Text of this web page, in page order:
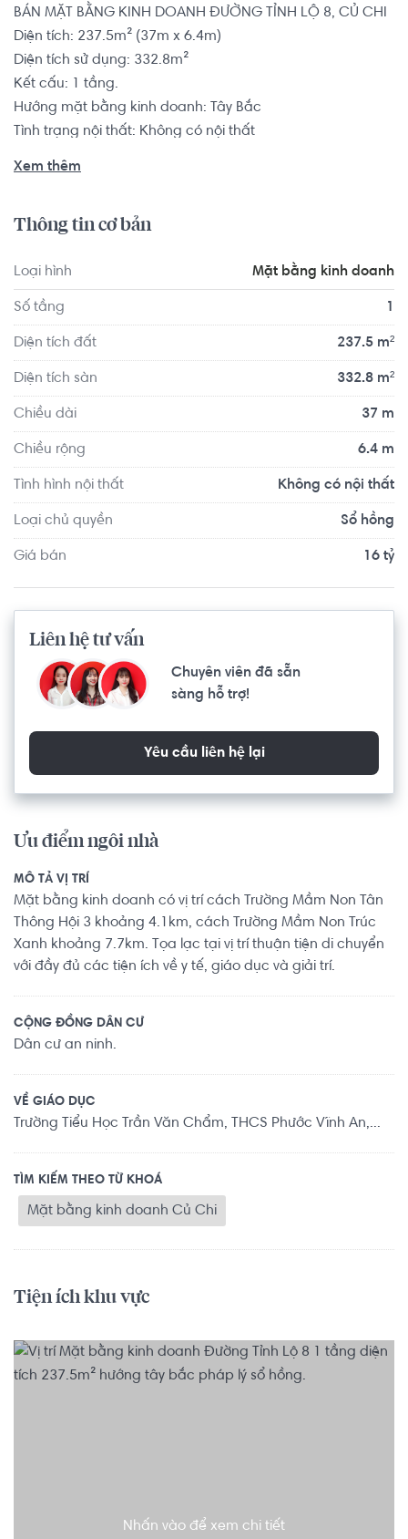
BÁN MẶT BẰNG KINH DOANH ĐƯỜNG TỈNH LỘ 8, CỦ CHI
Diện tích: 237.5m² (37m x 6.4m)
Diện tích sử dụng: 332.8m²
Kết cấu: 1 tầng.
Hướng mặt bằng kinh doanh: Tây Bắc
Tình trạng nội thất: Không có nội thất
Thông Hội 3 khoảng 4.1km, cách Trường Mầm Non Trúc
với đầy đủ các tiện ích về y tế, giáo dục và giải trí.
Xem thêm
Thông tin cơ bản
Loại hình Mặt bằng kinh doanh
Số tầng 1
Diện tích đất 237.5 m²
Diện tích sàn 332.8 m²
Chiều dài 37 m
Chiều rộng 6.4 m
Tình hình nội thất Không có nội thất
Loại chủ quyền Sổ hồng
Giá bán 16 tỷ
Liên hệ tư vấn
Chuyên viên đã sẵn
sàng hỗ trợ!
Yêu cầu liên hệ lại
Ưu điểm ngôi nhà
MÔ TẢ VỊ TRÍ
Mặt bằng kinh doanh có vị trí cách Trường Mầm Non Tân
Thông Hội 3 khoảng 4.1km, cách Trường Mầm Non Trúc
Xanh khoảng 7.7km. Tọa lạc tại vị trí thuận tiện di chuyển
với đầy đủ các tiện ích về y tế, giáo dục và giải trí.
CỘNG ĐỒNG DÂN CƯ
Dân cư an ninh.
VỀ GIÁO DỤC
Trường Tiểu Học Trần Văn Chẩm, THCS Phước Vĩnh An,...
TÌM KIẾM THEO TỪ KHOÁ
Mặt bằng kinh doanh Củ Chi
Tiện ích khu vực
Nhấn vào để xem chi tiết